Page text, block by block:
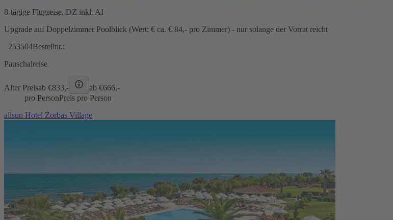
8-tägige Flugreise, DZ inkl. AI
Upgrade auf Doppelzimmer Poolblick (Wert: € ca. € 84,- pro Zimmer) - nur solange der Vorrat reicht
253504Bestellnr.:
Pauschalreise
Alter Preisab €833,- ab €666,-
pro PersonPreis pro Person
allsun Hotel Zorbas Village